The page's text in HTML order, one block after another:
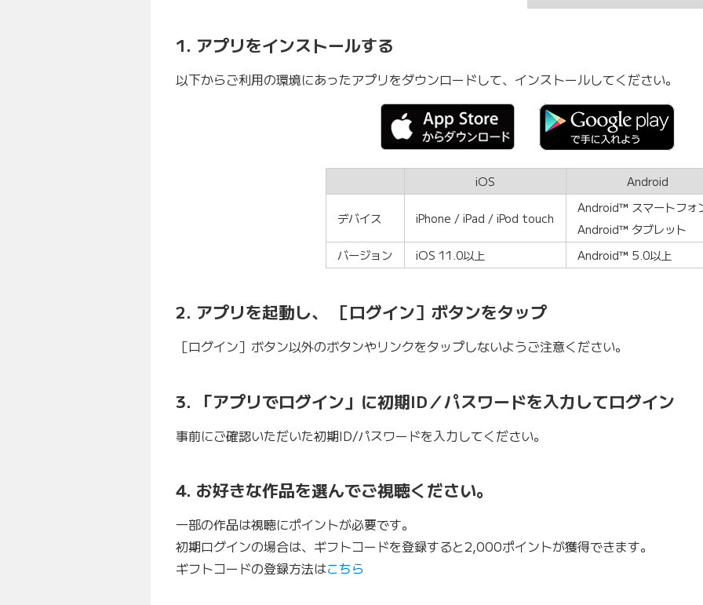
1. アプリをインストールする
以下からご利用の環境にあったアプリをダウンロードして、インストールしてください。
iOS Android
デバイス iPhone / iPad / iPod touch
Android™ スマートフォ
Android™ タブレット
バージョン
iOS 11.0以上 Android™ 5.0以上
2. アプリを起動し、 ［ログイン］ボタンをタップ
［ログイン］ボタン以外のボタンやリンクをタップしないようご注意ください。
3. 「アプリでログイン」に初期ID／パスワードを入力してログイン
事前にご確認いただいた初期ID/パスワードを入力してください。
4. お好きな作品を選んでご視聴ください。
一部の作品は視聴にポイントが必要です。
初期ログインの場合は、ギフトコードを登録すると2,000ポイントが獲得できます。
ギフトコードの登録方法はこちら